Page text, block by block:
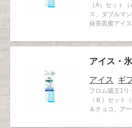
（A）セット
ス、ダブルマ
抹茶黒蜜アイ
アイス・
アイス ギ
フロム蔵王1リ
（Ｂ）セット
＆チョコ、ア